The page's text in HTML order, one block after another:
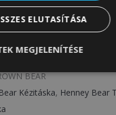
keresik, de nem
az eleganciáról és a
BEAR
Kézitáska, Henney Bear
ELUTASÍTÁSA
MEGJELENÍTÉSE